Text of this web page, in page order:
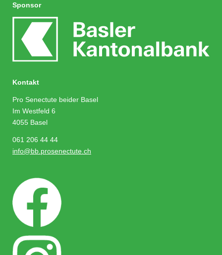
Sponsor
Kontakt
Pro Senectute beider Basel
Im Westfeld 6
4055 Basel
061 206 44 44
info@bb.prosenectute.ch